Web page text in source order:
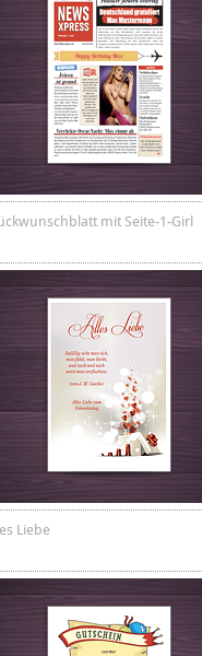
mit Seite-1-Girl
Liebe